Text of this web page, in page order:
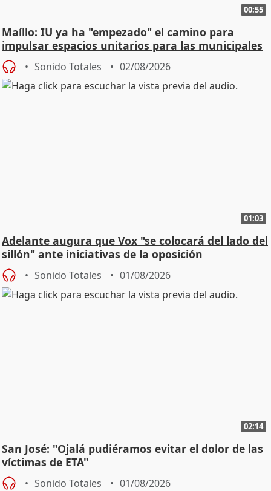
00:55
Maíllo: IU ya ha "empezado" el camino para
impulsar espacios unitarios para las municipales
Sonido Totales 02/08/2026
01:03
Adelante augura que Vox "se colocará del lado del
sillón" ante iniciativas de la oposición
Sonido Totales 01/08/2026
02:14
San José: "Ojalá pudiéramos evitar el dolor de las
víctimas de ETA"
Sonido Totales 01/08/2026